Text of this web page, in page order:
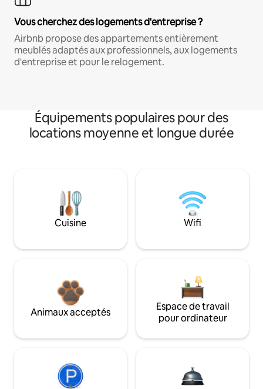
Vous cherchez des logements d'entreprise ?
Airbnb propose des appartements entièrement
meublés adaptés aux professionnels, aux logements
d'entreprise et pour le relogement.
Équipements populaires pour des
locations moyenne et longue durée
Cuisine Wifi
Animaux acceptés
Espace de travail
pour ordinateur